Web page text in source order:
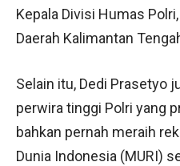
Kepala Divisi Humas
Daerah Kalimantan
Selain itu, Dedi Prasetyo
perwira tinggi Polri yang
bahkan pernah meraih
Dunia Indonesia (MURI)